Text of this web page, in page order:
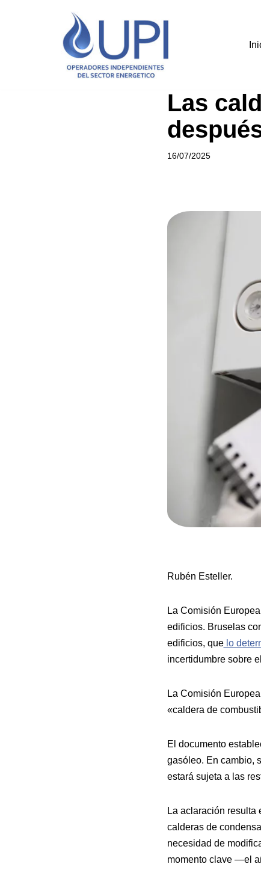
Las
16/07/2025
Rubén Esteller.
La Comisión
edificios. Bruselas
edificios, quelo
incertidumbre sobre
La Comisión
«caldera de
El documento
gasóleo. En cambio,
estará sujeta a las
La aclaración resulta
calderas de
necesidad de
momento clave —el